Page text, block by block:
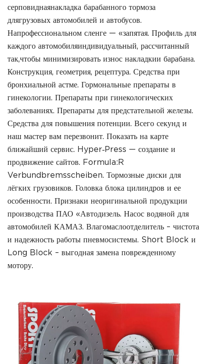
серповиднаянакладка барабанного тормоза
длягрузовых автомобилей и автобусов.
Напрофессиональном сленге — «запятая. Профиль для
каждого автомобиляиндивидуальный, рассчитанный
так,чтобы минимизировать износ накладкии барабана.
Конструкция, геометрия, рецептура. Средства при
бронхиальной астме. Гормональные препараты в
гинекологии. Препараты при гинекологических
заболеваниях. Препараты для предстательной железы.
Средства для повышения потенции. Всего секунд и
наш мастер вам перезвонит. Показать на карте
ближайший сервис. Hyper‐Press — создание и
продвижение сайтов. Formula:R
Verbundbremsscheiben. Тормозные диски для
лёгких грузовиков. Головка блока цилиндров и ее
особенности. Признаки неоригинальной продукции
производства ПАО «Автодизель. Насос водяной для
автомобилей КАМАЗ. Влагомаслоотделитель – чистота
и надежность работы пневмосистемы. Short Block и
Long Block – выгодная замена поврежденному
мотору.